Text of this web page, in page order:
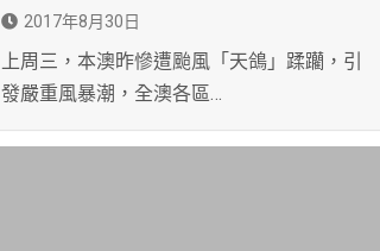
2017年8月30日
上周三，本澳昨慘遭颱風「天鴿」蹂躪，引
發嚴重風暴潮，全澳各區…